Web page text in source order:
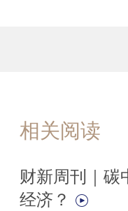
相关阅读
财新周刊｜碳
经济？